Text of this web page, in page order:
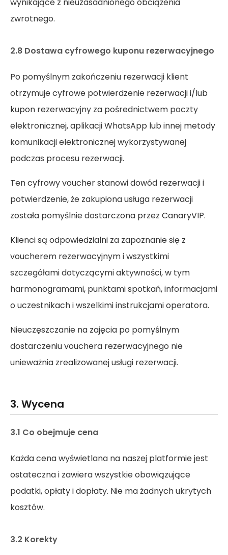
zwrotnego.
2.8 Dostawa cyfrowego kuponu rezerwacyjnego
Po pomyślnym zakończeniu rezerwacji klient
otrzymuje cyfrowe potwierdzenie rezerwacji i/lub
kupon rezerwacyjny za pośrednictwem poczty
elektronicznej, aplikacji WhatsApp lub innej metody
komunikacji elektronicznej wykorzystywanej
podczas procesu rezerwacji.
Ten cyfrowy voucher stanowi dowód rezerwacji i
potwierdzenie, że zakupiona usługa rezerwacji
została pomyślnie dostarczona przez CanaryVIP.
Klienci są odpowiedzialni za zapoznanie się z
voucherem rezerwacyjnym i wszystkimi
szczegółami dotyczącymi aktywności, w tym
harmonogramami, punktami spotkań, informacjami
o uczestnikach i wszelkimi instrukcjami operatora.
Nieuczęszczanie na zajęcia po pomyślnym
dostarczeniu vouchera rezerwacyjnego nie
unieważnia zrealizowanej usługi rezerwacji.
3. Wycena
3.1 Co obejmuje cena
Każda cena wyświetlana na naszej platformie jest
ostateczna i zawiera wszystkie obowiązujące
podatki, opłaty i dopłaty. Nie ma żadnych ukrytych
kosztów.
3.2 Korekty